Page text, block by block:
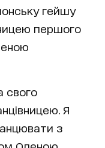
гейшу
першого
свого
Я
з